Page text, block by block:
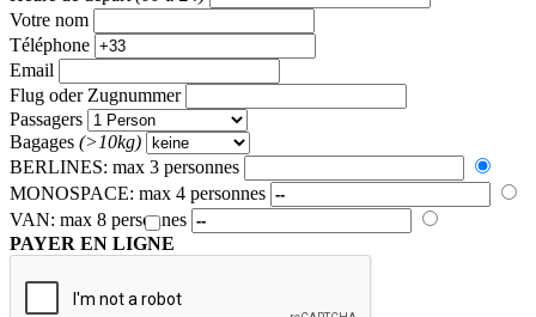
Votre nom
Téléphone
Email
Flug oder Zugnummer
Passagers
Bagages (>10kg)
BERLINES: max 3 personnes
MONOSPACE: max 4 personnes
VAN: max 8 personnes
PAYER EN LIGNE